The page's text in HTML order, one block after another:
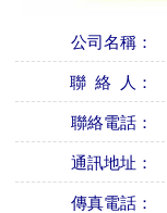
公司名稱：
聯 絡 人：
聯絡電話：
通訊地址：
傳真電話：